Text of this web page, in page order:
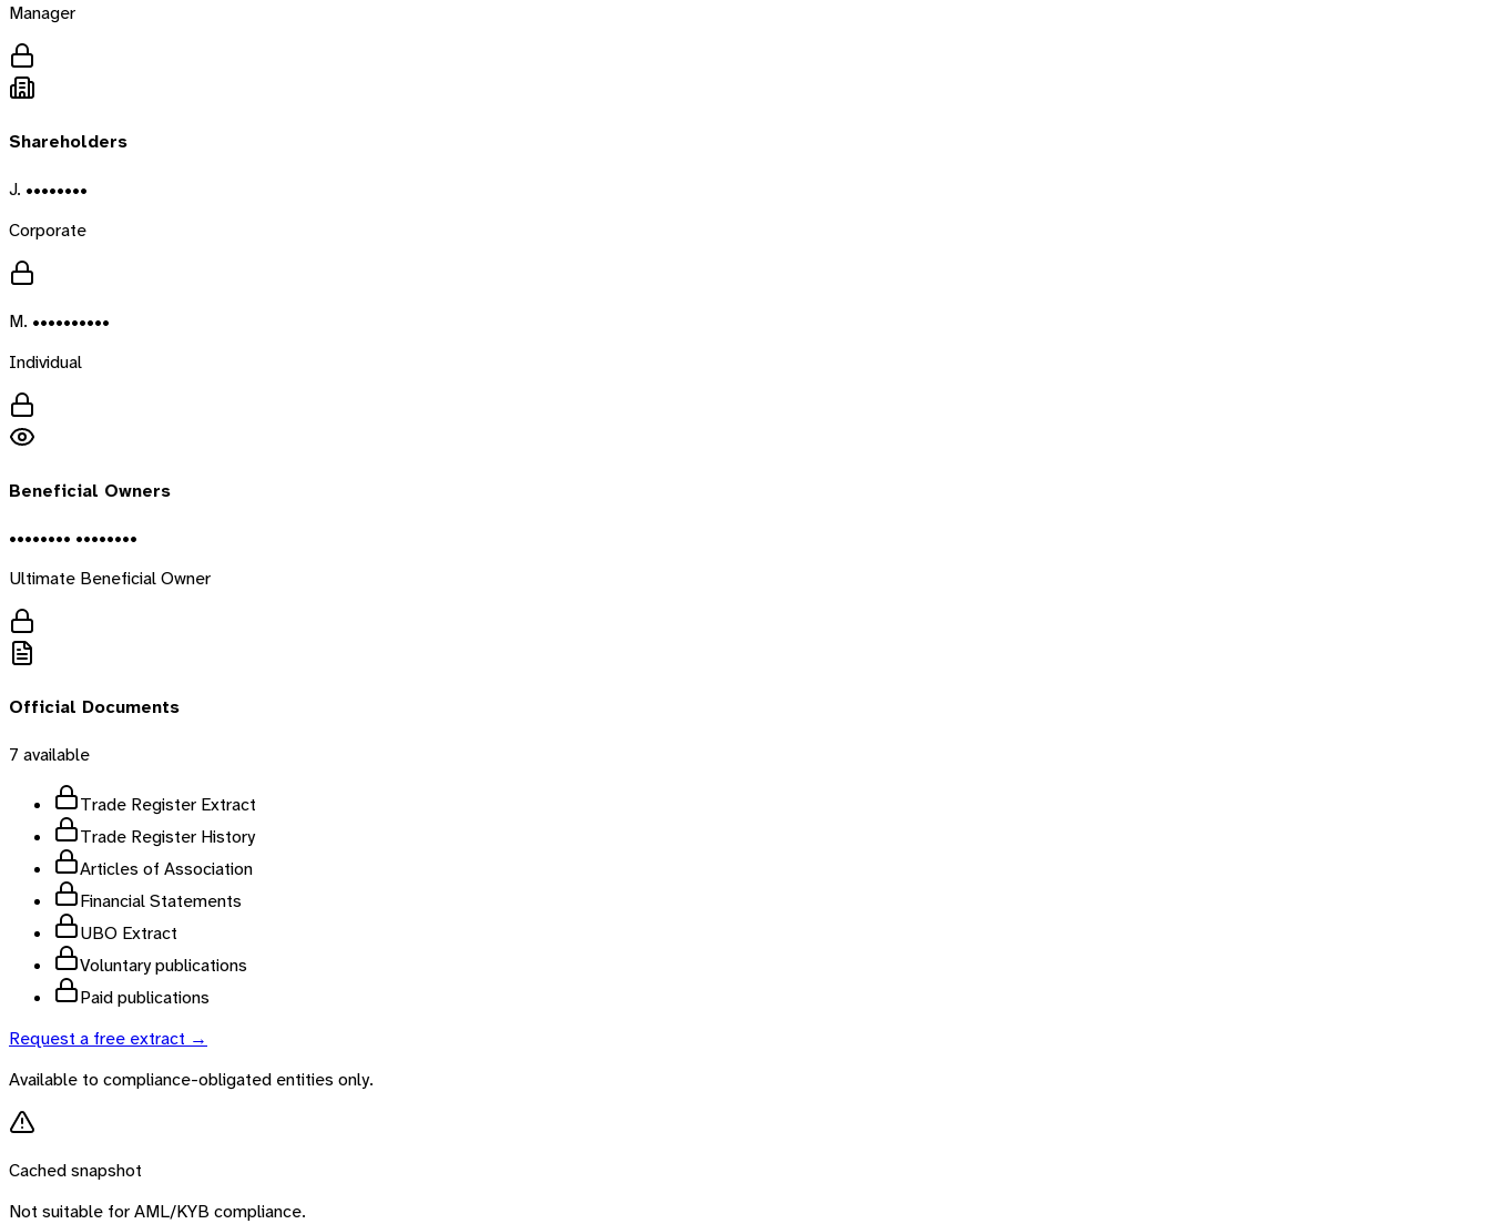
Manager
Shareholders
J. ••••••••
Corporate
M. ••••••••••
Individual
Beneficial Owners
•••••••• ••••••••
Ultimate Beneficial Owner
Official Documents
7 available
Trade Register Extract
Trade Register History
Articles of Association
Financial Statements
UBO Extract
Voluntary publications
Paid publications
Request a free extract →
Available to compliance-obligated entities only.
Cached snapshot
Not suitable for AML/KYB compliance.